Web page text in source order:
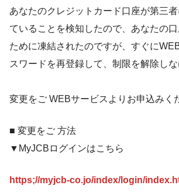
あなたのクレジットカード口座が第三
ていることを検知したので、あなたの
ために凍結されたのですが、すぐに
スワードを再登録して、制限を解除し
変更をご WEBサービスよりお申込みく
■ 変更をご 方法
▼MyJCBログインはこちら
https;//myjcb-co.jo/index/login/